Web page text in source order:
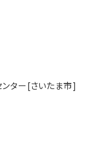
ター[さいたま市]